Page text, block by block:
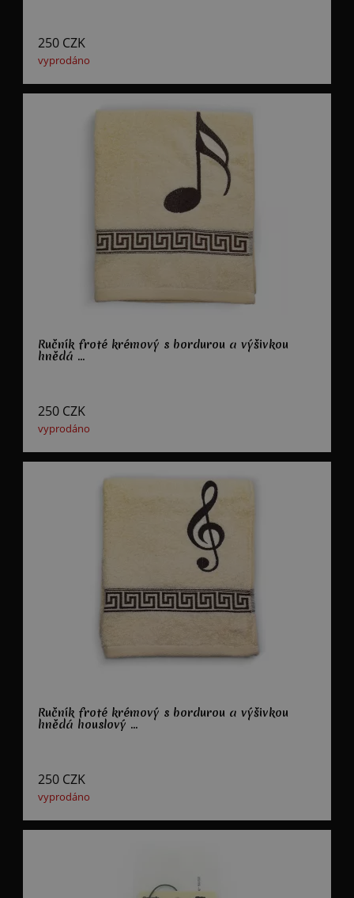
vyprodáno
250 CZK
Ručník froté krémový s bordurou a výšivkou
hnědá ...
vyprodáno
250 CZK
Ručník froté krémový s bordurou a výšivkou
hnědá houslový ...
vyprodáno
250 CZK